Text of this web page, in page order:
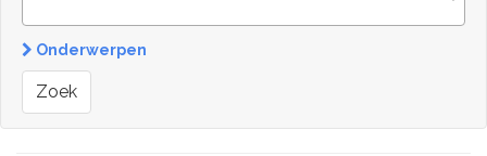
Onderwerpen
Zoek